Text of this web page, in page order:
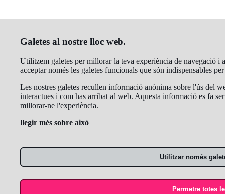
Galetes al nostre lloc web.
Utilitzem galetes per millorar la teva experiència de navegació i
acceptar només les galetes funcionals que són indispensables
Les nostres galetes recullen informació anònima sobre l'ús del
interactues i com has arribat al web. Aquesta informació es fa
millorar-ne l'experiència.
llegir més sobre això
Utilitzar només
Permetre totes